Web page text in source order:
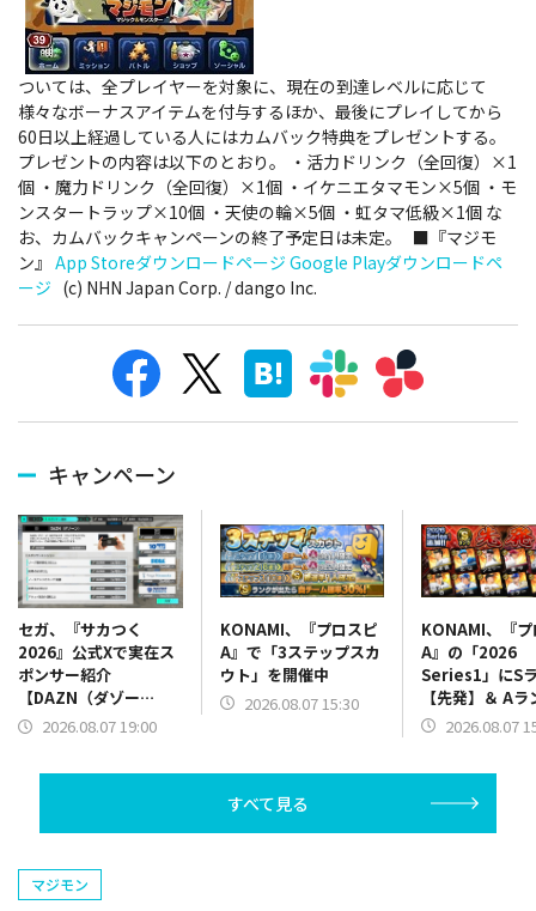
ついては、全プレイヤーを対象に、現在の到達レベルに応じて
様々なボーナスアイテムを付与するほか、最後にプレイしてから
60日以上経過している人にはカムバック特典をプレゼントする。
プレゼントの内容は以下のとおり。 ・活力ドリンク（全回復）×1
個 ・魔力ドリンク（全回復）×1個 ・イケニエタマモン×5個 ・モ
ンスタートラップ×10個 ・天使の輪×5個 ・虹タマ低級×1個 な
お、カムバックキャンペーンの終了予定日は未定。 ■『マジモ
ン』 App Storeダウンロードページ Google Playダウンロードペ
ージ (c) NHN Japan Corp. / dango Inc.
キャンペーン
セガ、『サカつく
2026』公式Xで実在ス
ポンサー紹介
【DAZN（ダゾー
ン）】篇をポスト
2026.08.07 19:00
KONAMI、『プロスピ
A』で「3ステップスカ
ウト」を開催中
2026.08.07 15:30
KONAMI、『
A』の「2026
Series1」にS
【先発】＆ Aラ
【野手】新登
塁手)、持丸泰
捕手)など
2026.08.07
すべて見る
マジモン